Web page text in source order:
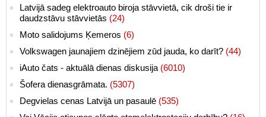
Latvijā sadeg elektroauto biroja stāvvietā, cik droši tie ir
daudzstāvu stāvvietās (24)
Moto salidojums Ķemeros (6)
Volkswagen jaunajiem dzinējiem zūd jauda, ko darīt? (44)
iAuto čats - aktuālā dienas diskusija (6010)
Šofera dienasgrāmata. (5307)
Degvielas cenas Latvijā un pasaulē (535)